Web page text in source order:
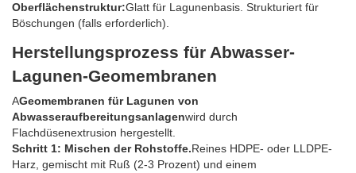
Oberflächenstruktur:Glatt für Lagunenbasis. Strukturiert für
Böschungen (falls erforderlich).
Herstellungsprozess für Abwasser-
Lagunen-Geomembranen
AGeomembranen für Lagunen von
Abwasseraufbereitungsanlagenwird durch
Flachdüsenextrusion hergestellt.
Schritt 1: Mischen der Rohstoffe.Reines HDPE- oder LLDPE-
Harz, gemischt mit Ruß (2-3 Prozent) und einem